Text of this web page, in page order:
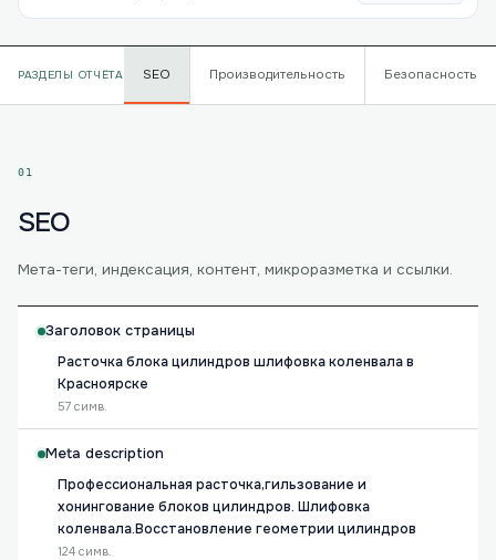
РАЗДЕЛЫ ОТЧЁТА SEO Производительность Безопасность
01
SEO
Мета-теги, индексация, контент, микроразметка и ссылки.
Заголовок страницы
Расточка блока цилиндров шлифовка коленвала в
Красноярске
57 симв.
Meta description
Профессиональная расточка,гильзование и
хонингование блоков цилиндров. Шлифовка
коленвала.Восстановление геометрии цилиндров
124 симв.